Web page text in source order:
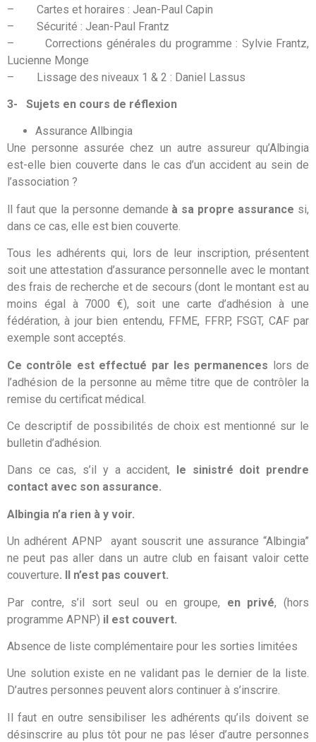
– Cartes et horaires : Jean-Paul Capin
– Sécurité : Jean-Paul Frantz
– Corrections générales du programme : Sylvie Frantz,
Lucienne Monge
– Lissage des niveaux 1 & 2 : Daniel Lassus
3- Sujets en cours de réflexion
Assurance Allbingia
Une personne assurée chez un autre assureur qu’Albingia
est-elle bien couverte dans le cas d’un accident au sein de
l’association ?
ll faut que la personne demande à sa propre assurance si,
dans ce cas, elle est bien couverte.
Tous les adhérents qui, lors de leur inscription, présentent
soit une attestation d’assurance personnelle avec le montant
des frais de recherche et de secours (dont le montant est au
moins égal à 7000 €), soit une carte d’adhésion à une
fédération, à jour bien entendu, FFME, FFRP, FSGT, CAF par
exemple sont acceptés.
Ce contrôle est effectué par les permanences lors de
l’adhésion de la personne au même titre que de contrôler la
remise du certificat médical.
Ce descriptif de possibilités de choix est mentionné sur le
bulletin d’adhésion.
Dans ce cas, s’il y a accident,
le sinistré doit prendre
contact avec son assurance.
Albingia n’a rien à y voir.
Un adhérent APNP ayant souscrit une assurance “Albingia”
ne peut pas aller dans un autre club en faisant valoir cette
couverture. Il n’est pas couvert.
Par contre, s’il sort seul ou en groupe, en privé, (hors
programme APNP) il est couvert.
Absence de liste complémentaire pour les sorties limitées
Une solution existe en ne validant pas le dernier de la liste.
D’autres personnes peuvent alors continuer à s’inscrire.
Il faut en outre sensibiliser les adhérents qu’ils doivent se
désinscrire au plus tôt pour ne pas léser d’autre personnes